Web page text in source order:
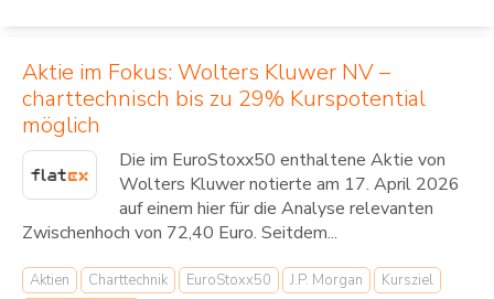
Aktie im Fokus: Wolters Kluwer NV –
charttechnisch bis zu 29% Kurspotential
möglich
Die im EuroStoxx50 enthaltene Aktie von
Wolters Kluwer notierte am 17. April 2026
auf einem hier für die Analyse relevanten
Zwischenhoch von 72,40 Euro. Seitdem...
Aktien Charttechnik EuroStoxx50 J.P. Morgan
Kursziel